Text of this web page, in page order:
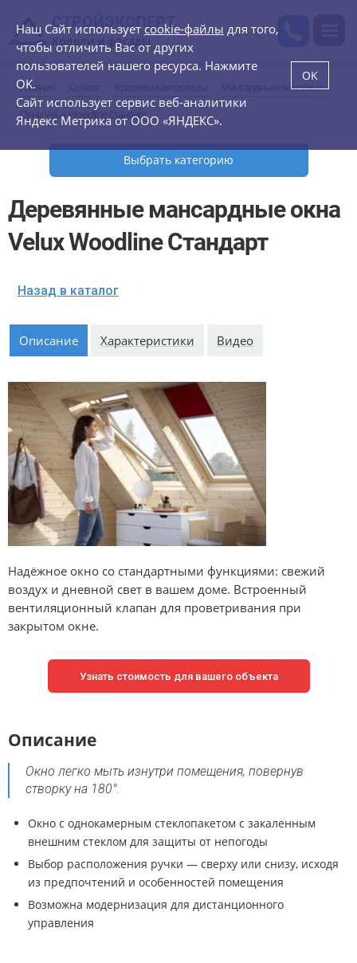
СТРОЙЭКСПЕРТ
Кровли и фасады
Главная
Мансардные окна Velux
Окна Velux Woodline Стандарт
Выбрать категорию
Деревянные мансардные окна
Velux Woodline Стандарт
Описание Характеристики Видео
Назад в каталог
Надёжное окно со стандартными функциями: свежий
воздух и дневной свет в вашем доме. Встроенный
вентиляционный клапан для проветривания при
закрытом окне.
Узнать стоимость для вашего объекта
Описание
Окно легко мыть изнутри помещения, повернув
створку на 180°.
Окно с однокамерным стеклопакетом с закаленным
внешним стеклом для защиты от непогоды
Выбор расположения ручки — сверху или снизу, исходя
из предпочтений и особенностей помещения
Возможна модернизация для дистанционного
управления
Наш Сайт использует cookie-файлы для того,
чтобы отличить Вас от других
пользователей нашего ресурса. Нажмите
OK.
Сайт использует сервис веб-аналитики
Яндекс Метрика от ООО «ЯНДЕКС».
OK